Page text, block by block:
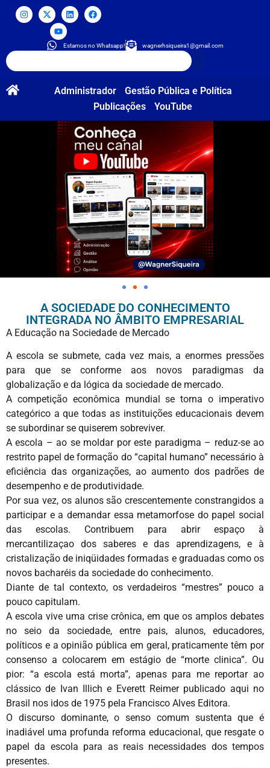
Estamos no Whatsapp! wagnerhsiqueira1@gmail.com
Administrador
Gestão Pública e Política
Publicações
YouTube
A SOCIEDADE DO CONHECIMENTO
INTEGRADA NO ÂMBITO EMPRESARIAL
A Educação na Sociedade de Mercado
A escola se submete, cada vez mais, a enormes pressões
para que se conforme aos novos paradigmas da
globalização e da lógica da sociedade de mercado.
A competição econômica mundial se torna o imperativo
categórico a que todas as instituições educacionais devem
se subordinar se quiserem sobreviver.
A escola – ao se moldar por este paradigma – reduz-se ao
restrito papel de formação do “capital humano” necessário à
eficiência das organizações, ao aumento dos padrões de
desempenho e de produtividade.
Por sua vez, os alunos são crescentemente constrangidos a
participar e a demandar essa metamorfose do papel social
das escolas. Contribuem para abrir espaço à
mercantilizaçao dos saberes e das aprendizagens, e à
cristalização de iniqüidades formadas e graduadas como os
novos bacharéis da sociedade do conhecimento.
Diante de tal contexto, os verdadeiros “mestres” pouco a
pouco capitulam.
A escola vive uma crise crônica, em que os amplos debates
no seio da sociedade, entre pais, alunos, educadores,
políticos e a opinião pública em geral, praticamente têm por
consenso a colocarem em estágio de “morte clinica”. Ou
pior: “a escola está morta”, apenas para me reportar ao
clássico de Ivan Illich e Everett Reimer publicado aqui no
Brasil nos idos de 1975 pela Francisco Alves Editora.
O discurso dominante, o senso comum sustenta que é
inadiável uma profunda reforma educacional, que resgate o
papel da escola para as reais necessidades dos tempos
presentes.